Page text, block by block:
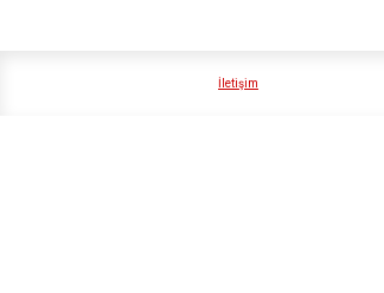
İletişim